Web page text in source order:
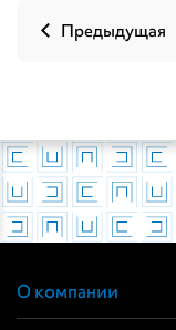
Предыдущая
О компании